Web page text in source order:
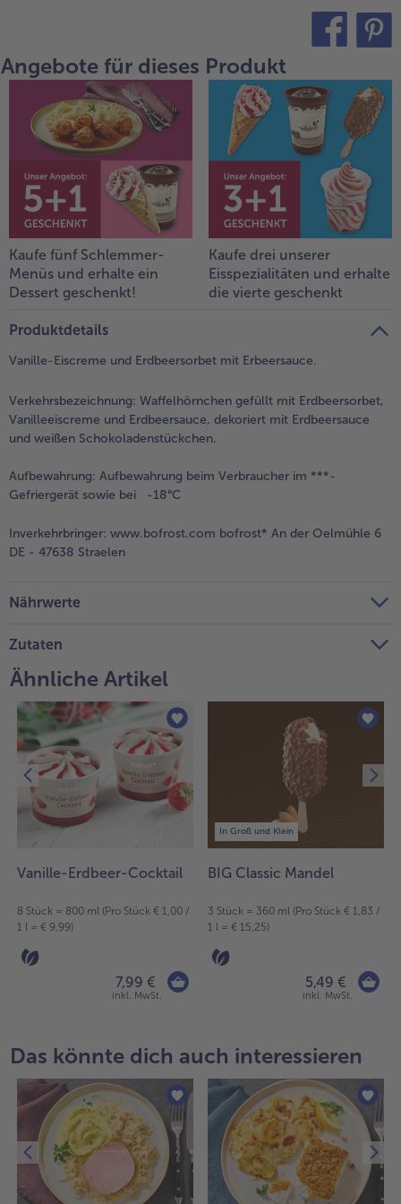
alle Kuchen & Torten
Süßspeisen
alle Süßspeisen
alle Obst
Wein & Spirituosen
alle Wein & Spirituosen
Küchenutensilien
alle Küchenutensilien
alle bofrost*free
bofrost*high Protein
alle bofrost*high Protein
alle bofrost*plus.
Weiterempfehlen &
Angebote für dieses Produkt
Kaufe fünf Schlemmer-
Menüs und erhalte ein
Dessert geschenkt!
Kaufe drei unserer
Eisspezialitäten und erhalte
die vierte geschenkt
Produktdetails
Vanille-Eiscreme und Erdbeersorbet mit Erbeersauce.
Verkehrsbezeichnung: Waffelhörnchen gefüllt mit Erdbeersorbet,
Vanilleeiscreme und Erdbeersauce, dekoriert mit Erdbeersauce
und weißen Schokoladenstückchen.
Aufbewahrung: Aufbewahrung beim Verbraucher im ***-
Gefriergerät sowie bei -18°C
Inverkehrbringer: www.bofrost.com bofrost* An der Oelmühle 6
DE - 47638 Straelen
Nährwerte
Zutaten
Ähnliche Artikel
Vanille-Erdbeer-Cocktail
8 Stück = 800 ml (Pro Stück € 1,00 /
1 l = € 9,99)
7,99 €
inkl. MwSt.
In Groß und Klein
BIG Classic Mandel
3 Stück = 360 ml (Pro Stück € 1,83 /
1 l = € 15,25)
5,49 €
inkl. MwSt.
Das könnte dich auch interessieren